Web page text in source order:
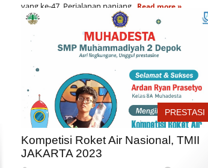
yang ke-47. Perjalanan panjang... Read more »
PRESTASI
Kompetisi Roket Air Nasional, TMII
JAKARTA 2023